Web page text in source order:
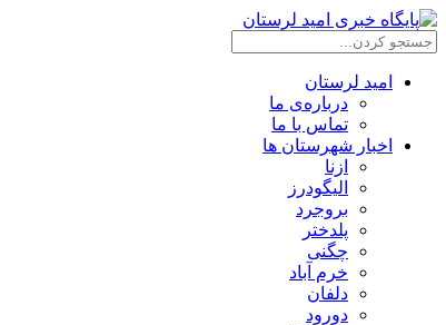
امید لرستان
درباره‌ی ما
تماس با ما
اخبار شهرستان ها
ازنا
الیگودرز
بروجرد
پلدختر
چگنی
خرم آباد
دلفان
دورود